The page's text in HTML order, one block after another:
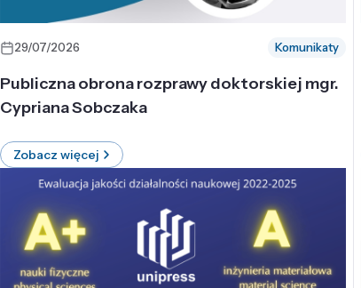
29/07/2026 Komunikaty
Publiczna obrona rozprawy doktorskiej mgr.
Cypriana Sobczaka
Zobacz więcej